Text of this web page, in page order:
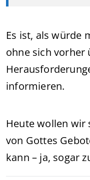
Es ist, als würde
ohne sich vorher
informieren.
Heute wollen wir
von Gottes
kann – ja, sogar